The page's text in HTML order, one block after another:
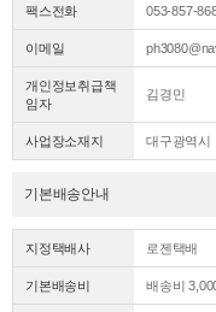
팩스전화 053-857-
이메일
개인정보취급책
임자
김경민
사업장소재지 대구광역시
기본배송안내
지정택배사 로젠택배
기본배송비 배송비